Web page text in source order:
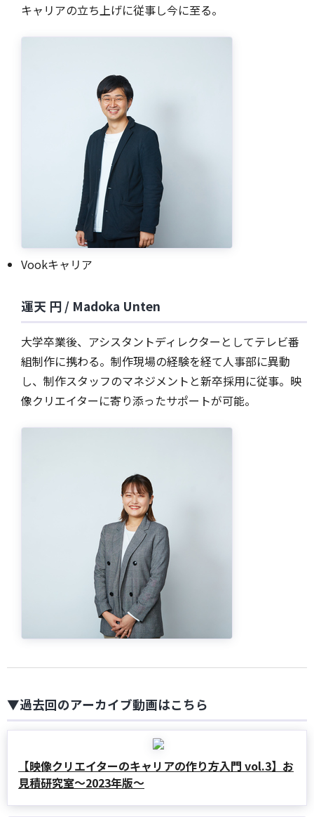
キャリアの立ち上げに従事し今に至る。
Vookキャリア
運天 円 / Madoka Unten
大学卒業後、アシスタントディレクターとしてテレビ番
組制作に携わる。制作現場の経験を経て人事部に異動
し、制作スタッフのマネジメントと新卒採用に従事。映
像クリエイターに寄り添ったサポートが可能。
▼過去回のアーカイブ動画はこちら
【映像クリエイターのキャリアの作り方入門 vol.3】お
見積研究室〜2023年版〜